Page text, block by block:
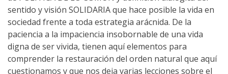
sentido y visión SOLIDARIA que hace posible la vida en
sociedad frente a toda estrategia arácnida. De la
paciencia a la impaciencia insobornable de una vida
digna de ser vivida, tienen aquí elementos para
comprender la restauración del orden natural que aquí
cuestionamos y que nos deja varias lecciones sobre el